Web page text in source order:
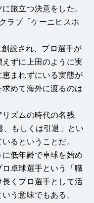
旅立つ決意をした。
ラブ「ケーニヒスホ
設され、プロ選手が
ずに上田のように実
まれずにいる実態が
めて海外に渡るのは
ズムの時代の名残
もしくは引退」とい
るということだ。
低年齢で卓球を始め
卓球選手という「職
くプロ選手として活
う意味でもある。